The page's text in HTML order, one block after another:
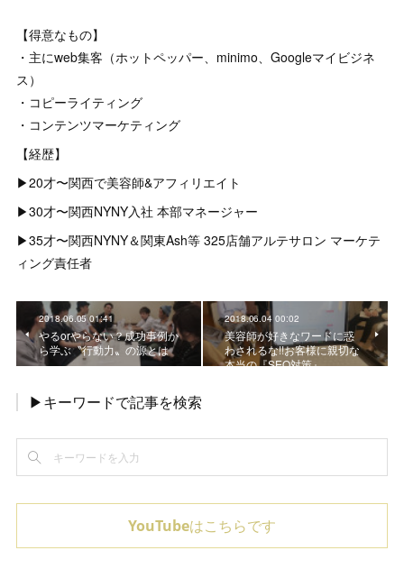
【得意なもの】
・主にweb集客（ホットペッパー、minimo、Googleマイビジネ
ス）
・コピーライティング
・コンテンツマーケティング
【経歴】
▶︎20才〜関西で美容師&アフィリエイト
▶︎30才〜関西NYNY入社 本部マネージャー
▶︎35才〜関西NYNY＆関東Ash等 325店舗アルテサロン マーケテ
ィング責任者
2018.06.05 01:41
やるorやらない？成功事例か
ら学ぶ〝行動力〟の源とは
2018.06.04 00:02
美容師が好きなワードに惑
わされるな!!お客様に親切な
本当の『SEO対策』
▶キーワードで記事を検索
YouTubeはこちらです